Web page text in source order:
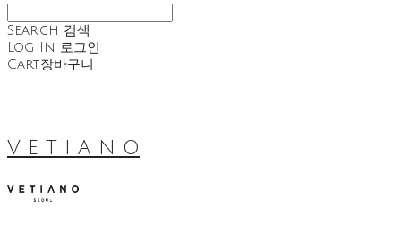
Search 검색
Log In 로그인
Cart장바구니
V E T I A N O